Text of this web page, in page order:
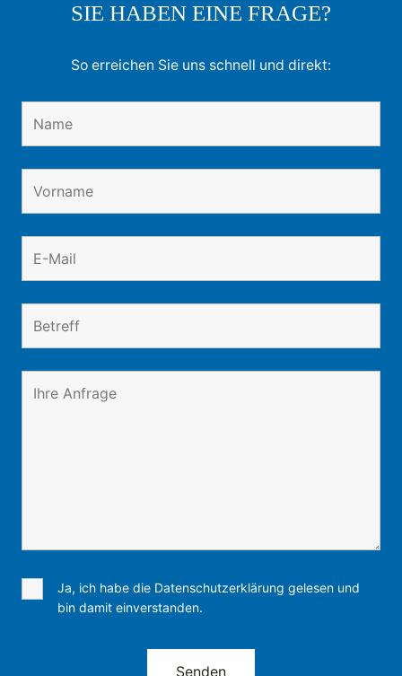
SIE HABEN EINE FRAGE?
So erreichen Sie uns schnell und direkt:
Ja, ich habe die Datenschutzerklärung gelesen und
bin damit einverstanden.